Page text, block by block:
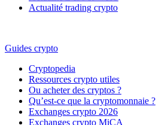
Actualité trading crypto
Guides crypto
Cryptopedia
Ressources crypto utiles
Ou acheter des cryptos ?
Qu’est-ce que la cryptomonnaie ?
Exchanges crypto 2026
Exchanges crypto MiCA